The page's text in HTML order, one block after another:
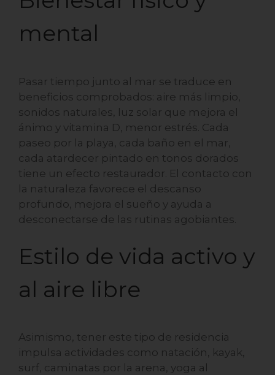
mental
Pasar tiempo junto al mar se traduce en
beneficios comprobados: aire más limpio,
sonidos naturales, luz solar que mejora el
ánimo y vitamina D, menor estrés. Cada
paseo por la playa, cada baño en el mar,
cada atardecer pintado en tonos dorados
tiene un efecto restaurador. El contacto con
la naturaleza favorece el descanso
profundo, mejora el sueño y ayuda a
desconectarse de las rutinas agobiantes.
Estilo de vida activo y
al aire libre
Asimismo, tener este tipo de residencia
impulsa actividades como natación, kayak,
surf, caminatas por la arena, yoga al